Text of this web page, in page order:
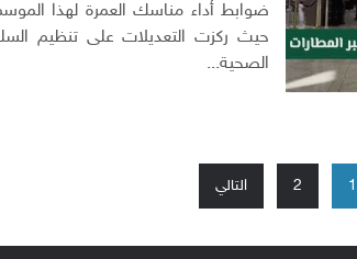
ضوابط أداء مناسك العمرة لهذا
حيث ركزت التعديلات على تنظيم
الصحية...
1
2 التالي